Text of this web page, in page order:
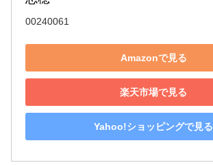
00240061
Amazonで見る
楽天市場で見る
Yahoo!ショッピングで見る